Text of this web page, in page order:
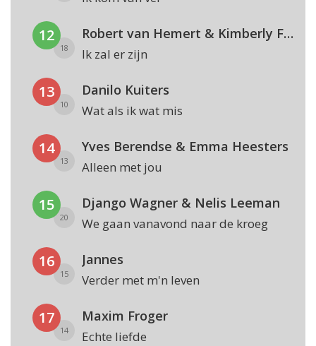
12
18
Robert van Hemert & Kimberly Fransens
Ik zal er zijn
13
10
Danilo Kuiters
Wat als ik wat mis
14
13
Yves Berendse & Emma Heesters
Alleen met jou
15
20
Django Wagner & Nelis Leeman
We gaan vanavond naar de kroeg
16
15
Jannes
Verder met m'n leven
17
14
Maxim Froger
Echte liefde